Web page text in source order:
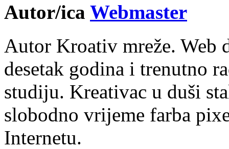
Autor/ica Webmaster
Autor Kroativ mreže. Web
desetak godina i trenutno
studiju. Kreativac u duši
slobodno vrijeme farba
Internetu.